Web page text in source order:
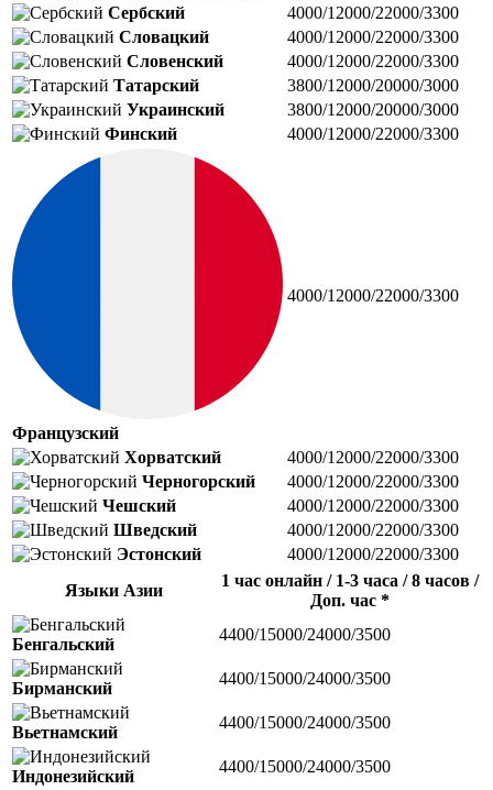
Сербский
4000/12000/22000/3300
Словацкий
4000/12000/22000/3300
Словенский
4000/12000/22000/3300
Татарский
3800/12000/20000/3000
Украинский
3800/12000/20000/3000
Финский
4000/12000/22000/3300
Французский
4000/12000/22000/3300
Хорватский
4000/12000/22000/3300
Черногорский
4000/12000/22000/3300
Чешский
4000/12000/22000/3300
Шведский
4000/12000/22000/3300
Эстонский
4000/12000/22000/3300
Языки Азии
1 час онлайн / 1-3 часа / 8 часов /
Доп. час *
Бенгальский
4400/15000/24000/3500
Бирманский
4400/15000/24000/3500
Вьетнамский
4400/15000/24000/3500
Индонезийский
4400/15000/24000/3500